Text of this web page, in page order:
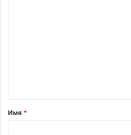
а
Имя *